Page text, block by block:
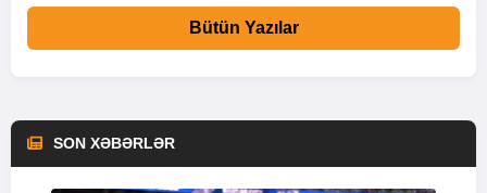
Bütün Yazılar
SON XƏBƏRLƏR